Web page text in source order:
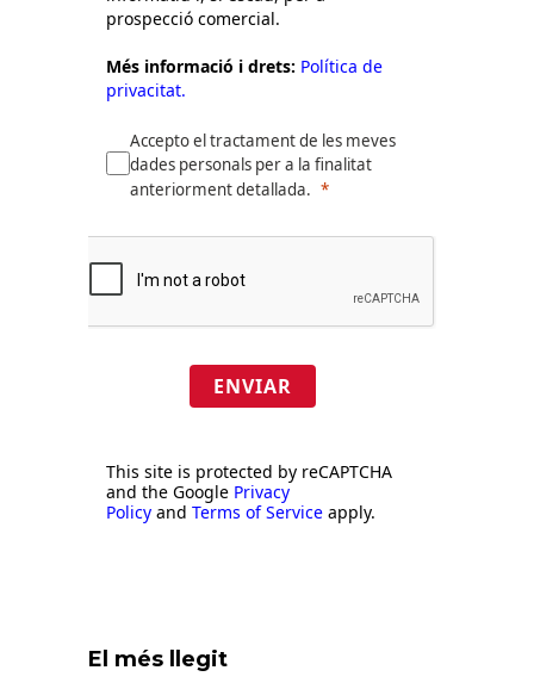
prospecció comercial.
Més informació i drets: Política de
privacitat.
Accepto el tractament de les meves
dades personals per a la finalitat
anteriorment detallada.
ENVIAR
This site is protected by reCAPTCHA
and the Google Privacy
Policy and Terms of Service apply.
El més llegit